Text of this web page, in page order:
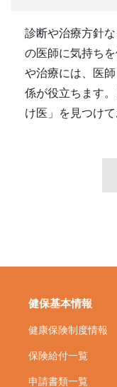
診断や治療方針
の医師に気持ち
や治療には、医
係が役立ちます
け医」を見つけ
健保基本情報
健康保険制度情報
保険給付一覧
申請書類一覧